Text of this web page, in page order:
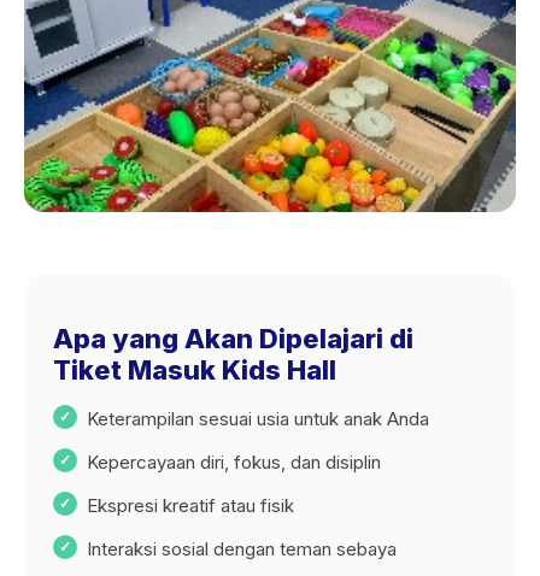
Apa yang Akan Dipelajari di
Tiket Masuk Kids Hall
Keterampilan sesuai usia untuk anak Anda
Kepercayaan diri, fokus, dan disiplin
Ekspresi kreatif atau fisik
Interaksi sosial dengan teman sebaya